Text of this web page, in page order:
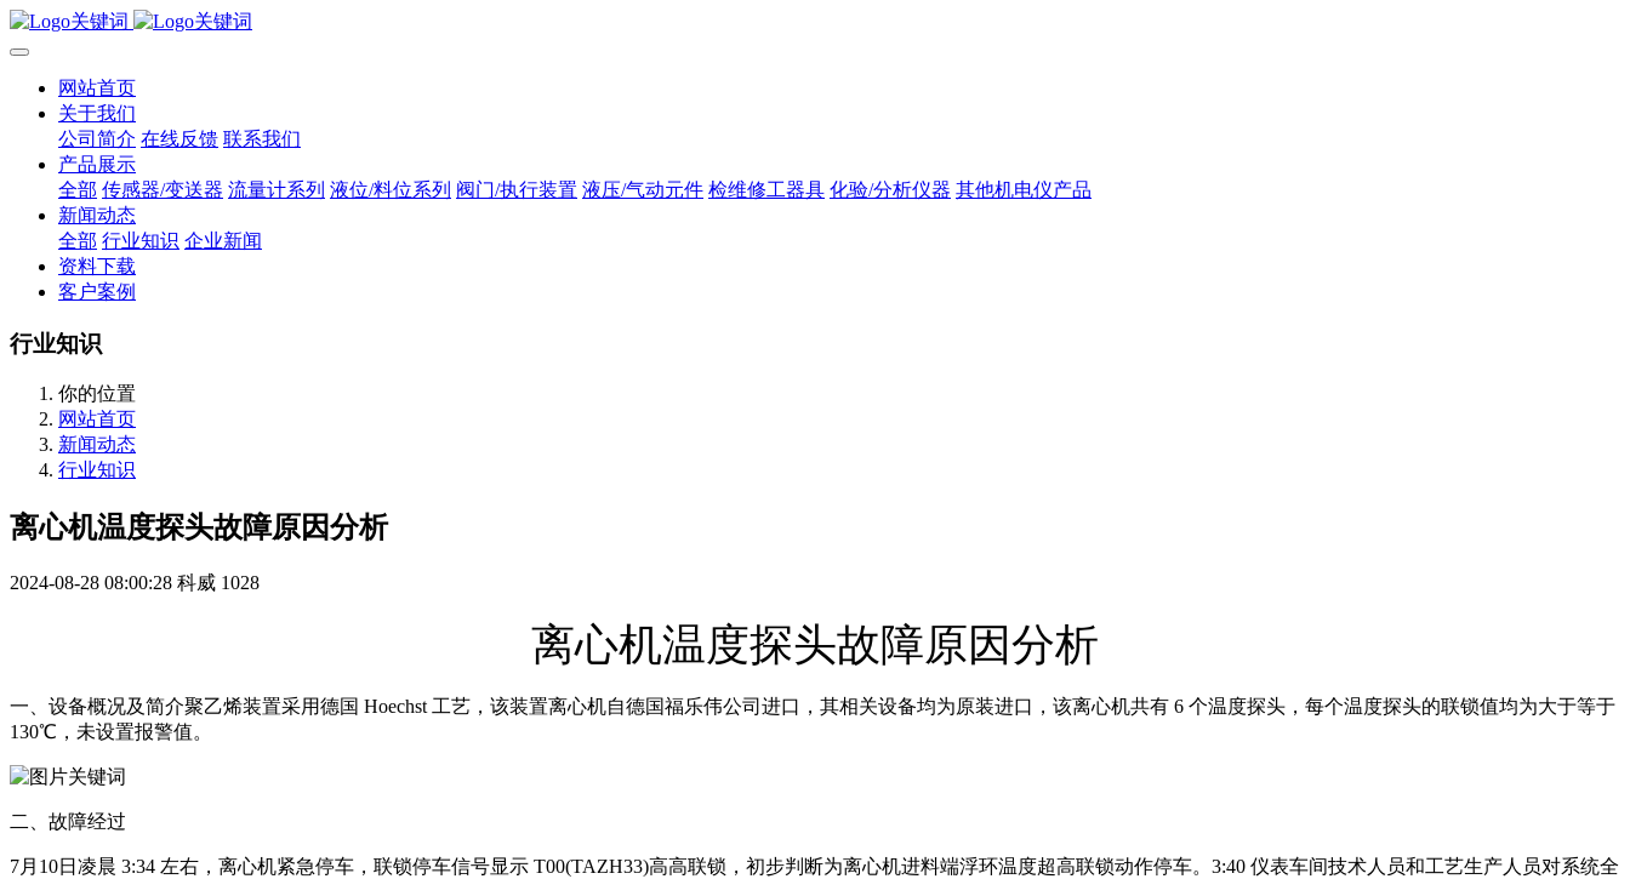
网站首页
关于我们
公司简介 在线反馈 联系我们
产品展示
全部 传感器/变送器 流量计系列 液位/料位系列 阀门/执行装置 液压/气动元件 检维修工器具 化验/分析仪器 其他机电仪产品
新闻动态
全部 行业知识 企业新闻
资料下载
客户案例
行业知识
你的位置
网站首页
新闻动态
行业知识
离心机温度探头故障原因分析
2024-08-28 08:00:28 科威 1028
离心机温度探头故障原因分析
一、设备概况及简介聚乙烯装置采用德国 Hoechst 工艺，该装置离心机自德国福乐伟公司进口，其相关设备均为原装进口，该离心机共有 6 个温度探头，每个温度探头的联锁值均为大于等于
130℃，未设置报警值。
二、故障经过
7月10日凌晨 3:34 左右，离心机紧急停车，联锁停车信号显示 T00(TAZH33)高高联锁，初步判断为离心机进料端浮环温度超高联锁动作停车。3:40 仪表车间技术人员和工艺生产人员对系统全